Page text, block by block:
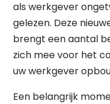
als werkgever
gelezen. Deze
brengt een aantal
zich mee voor het
uw werkgever
Een belangrijk